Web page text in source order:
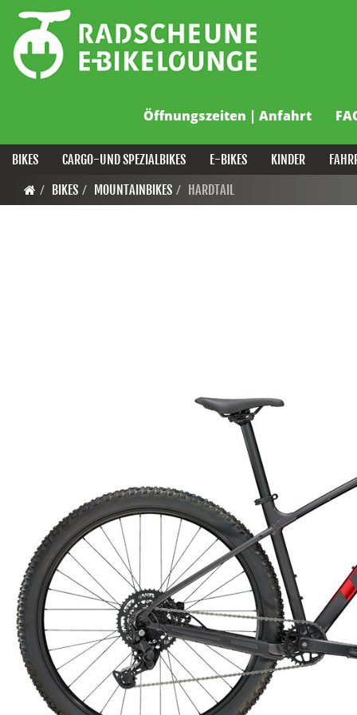
Öffnungszeiten | Anfahrt
BIKES CARGO-UND SPEZIALBIKES E-BIKES KINDER
BIKES
MOUNTAINBIKES HARDTAIL